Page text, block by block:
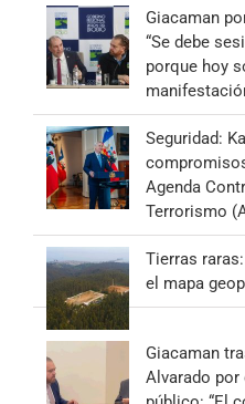
Giacaman
“Se debe
porque hoy
Seguridad:
Agenda
Terrorismo
Tierras
el mapa
Giacaman
Alvarado